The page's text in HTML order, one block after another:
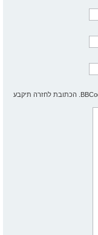
הודעה זו תשלח כטקסט נקי, אל תכלול כאו קוד HTML או BBCode. הכתובת לחזרה תיקבע